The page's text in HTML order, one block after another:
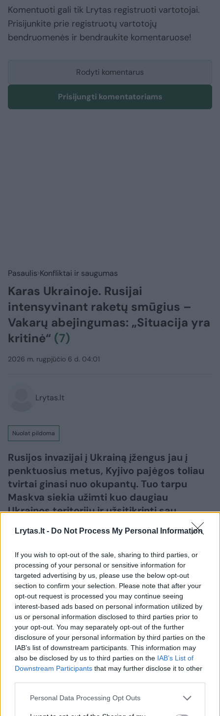
Lrytas.lt - Do Not Process My Personal Information
If you wish to opt-out of the sale, sharing to third parties, or
processing of your personal or sensitive information for
targeted advertising by us, please use the below opt-out
section to confirm your selection. Please note that after your
opt-out request is processed you may continue seeing
interest-based ads based on personal information utilized by
us or personal information disclosed to third parties prior to
your opt-out. You may separately opt-out of the further
disclosure of your personal information by third parties on the
IAB’s list of downstream participants. This information may
also be disclosed by us to third parties on the IAB’s List of
Downstream Participants that may further disclose it to other
Personal Data Processing Opt Outs
Komentuoti gali tik Lrytas registruoti vartotojai.
Prisijunkite prie registruotų vartotojų
bendruomenės ir bendraukite komentaruose!
Rodyti komentarus
Prisijungti komentatoriams
Pasaulis Konfliktai ir saugumas
Karas Ukrainoje. Rusijai
intensyvinant raketų smūgius –
Vakarų abejingumas: „Situacija yra
kritinė“ (7)
2026 m. rugpjūčio 6 d. 04:01
Lrytas.lt
Nuolat pildoma
Rusijos invazijai į Ukrainą įžengus jau į
penktuosius metus, Kyjivo pajėgos toliau
tvirtai ginasi nuo okupantų. Tuo tarpu
Maskva siekia užimti kuo daugiau
Ukrainos teritorijų ir užsitikrinti sau
palankias taikos sąlygas, sąjungininkams
siekiant skubiai užbaigti karą.​​​​​​​​​​​​​​​​​​​​​​​​​​​
Daugiau nuotraukų (37)
Po Rusijos smūgių, kurie per naktį pražudė 17